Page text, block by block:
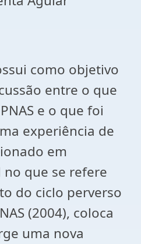
como objetivo
entre o que
e o que foi
experiência de
em
que se refere
do ciclo perverso
(2004), coloca
uma nova